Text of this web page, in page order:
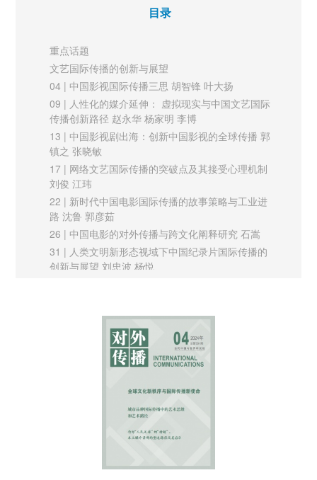
新时代讲好中国乡村故事的资源禀赋与可行路径
史文化，守望相助、与人为善的乡土社会关系，天人合一、和谐
共生的乡村生产生活方式和餐饮民宿，以及体验农业与沉浸式游
戏等乡村新兴产业等资源禀赋，成为世界了解中国的重要窗口和
中国国际传播的研究高地。当前我国乡村对外传播面临渠道搭
建、技能素养培育与体制机制建设迟滞、文化创新与交流互鉴意
识缺失等问题，亟需以非语言文化意象、物质性媒介和数字化技
术支撑的品牌传播内容，在文化接近性市场发力，浸润世界人民
日常生活。讲好中国乡村故事，应以乡村为方法，以中国为田
野，以全球为视角，为解决全球发展性难题贡献中国方案与中国
智慧。
能
铸牢中华民族共同体意识既符合中华民族内生的多元一体逻辑，
也是推动构建人类命运共同体的重要支撑性力量。国际传播既从
言，铸牢中华民族共同体意识代表了一种内部凝聚力和故事一致
性的形成；对铸牢中华民族共同体意识而言，国际传播工作在实
践中强化了中华民族的内在认同与多元一体逻辑。二者的双重认
目录
重点话题
文艺国际传播的创新与展望
04 | 中国影视国际传播三思 胡智锋 叶大扬
09 | 人性化的媒介延伸： 虚拟现实与中国文艺国际
传播创新路径 赵永华 杨家明 李博
13 | 中国影视剧出海：创新中国影视的全球传播 郭
镇之 张晓敏
17 | 网络文艺国际传播的突破点及其接受心理机制
刘俊 江玮
22 | 新时代中国电影国际传播的故事策略与工业进
路 沈鲁 郭彦茹
26 | 中国电影的对外传播与跨文化阐释研究 石嵩
31 | 人类文明新形态视域下中国纪录片国际传播的
创新与展望 刘忠波 杨悦
41 | 文明互鉴理念对新时代中国跨文化传播的实践
范导 朱清河 时潇锐
45 | 新时代讲好中国乡村故事的资源禀赋与可行路
54 | 在文明交流互鉴中构建国际文化传播新格局 洪
58 | 新时代中国特色政党外交提升国家形象的路径